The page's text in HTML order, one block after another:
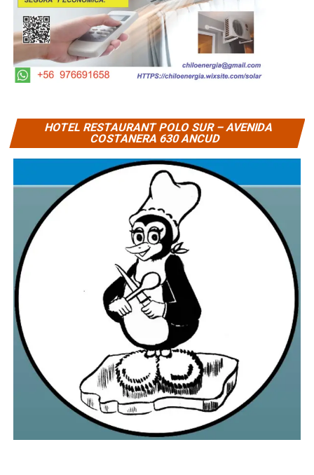
HOTEL RESTAURANT POLO SUR – AVENIDA
COSTANERA 630 ANCUD